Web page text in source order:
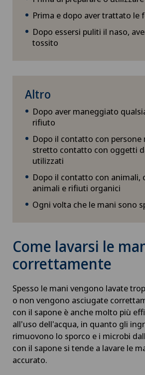
Prima e dopo aver trattato le
Dopo essersi puliti il naso,
tossito
Altro
Dopo aver maneggiato
rifiuto
Dopo il contatto con persone
stretto contatto con oggetti
utilizzati
Dopo il contatto con animali,
animali e rifiuti organici
Ogni volta che le mani sono
Come lavarsi le
correttamente
Spesso le mani vengono lavate
o non vengono asciugate
con il sapone è anche molto più
all'uso dell'acqua, in quanto gli
rimuovono lo sporco e i microbi
con il sapone si tende a lavare le
accurato.